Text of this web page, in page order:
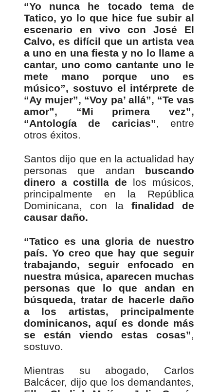
“Yo nunca he tocado tema de
Tatico, yo lo que hice fue subir al
escenario en vivo con José El
Calvo, es difícil que un artista vea
a uno en una fiesta y no lo llame a
cantar, uno como cantante uno le
mete mano porque uno es
músico”, sostuvo el intérprete de
“Ay mujer”, “Voy pa’ allá”, “Te vas
amor”, “Mi primera vez”,
“Antología de caricias”, entre
otros éxitos.
Santos dijo que en la actualidad hay
personas que andan buscando
dinero a costilla de los músicos,
principalmente en la República
Dominicana, con la finalidad de
causar daño.
“Tatico es una gloria de nuestro
país. Yo creo que hay que seguir
trabajando, seguir enfocado en
nuestra música, aparecen muchas
personas que lo que andan en
búsqueda, tratar de hacerle daño
a los artistas, principalmente
dominicanos, aquí es donde más
se están viendo estas cosas”,
sostuvo.
Mientras su abogado, Carlos
Balcácer, dijo que los demandantes,